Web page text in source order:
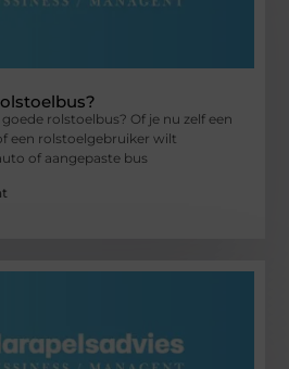
rolstoelbus? Of je nu zelf een
een rolstoelgebruiker wilt
of aangepaste bus